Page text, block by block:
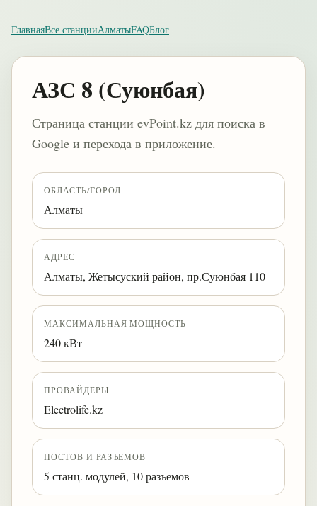
ГлавнаяВсе станцииАлматыFAQБлог
АЗС 8 (Суюнбая)
Страница станции evPoint.kz для поиска в
Google и перехода в приложение.
ОБЛАСТЬ/ГОРОД
Алматы
АДРЕС
Алматы, Жетысуский район, пр.Суюнбая 110
МАКСИМАЛЬНАЯ МОЩНОСТЬ
240 кВт
ПРОВАЙДЕРЫ
Electrolife.kz
ПОСТОВ И РАЗЪЕМОВ
5 станц. модулей, 10 разъемов